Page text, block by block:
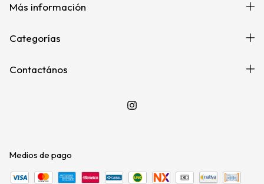
Más información
Categorías
Contactános
Medios de pago